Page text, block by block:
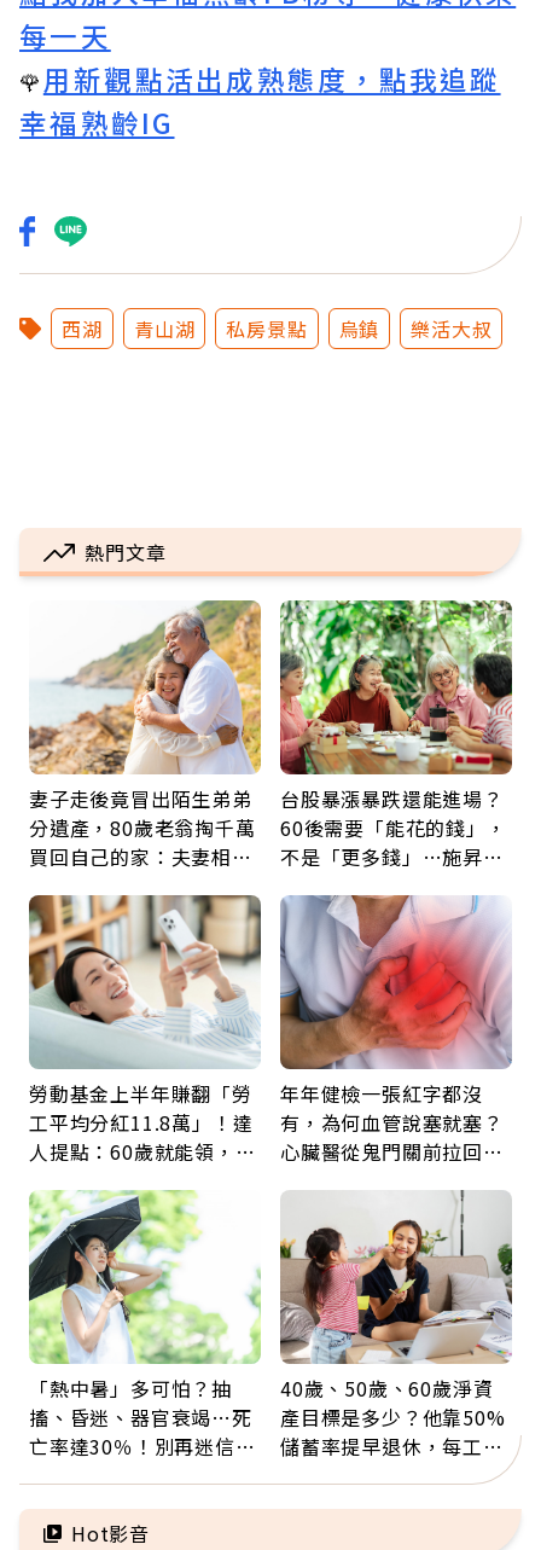
每一天
🌹用新觀點活出成熟態度，點我追蹤
幸福熟齡IG
西湖 青山湖 私房景點 烏鎮 樂活大叔
熱門文章
妻子走後竟冒出陌生弟弟
分遺產，80歲老翁掏千萬
買回自己的家：夫妻相守
台股暴漲暴跌還能進場？
60後需要「能花的錢」，
不是「更多錢」…施昇
票
勞動基金上半年賺翻「勞
工平均分紅11.8萬」！達
人提點：60歲就能領，重
年年健檢一張紅字都沒
有，為何血管說塞就塞？
心臟醫從鬼門關前拉回病
「熱中暑」多可怕？抽
搐、昏迷、器官衰竭…死
亡率達30％！別再迷信
5招才能真救命
40歲、50歲、60歲淨資
產目標是多少？他靠50%
儲蓄率提早退休，每工作
Hot影音